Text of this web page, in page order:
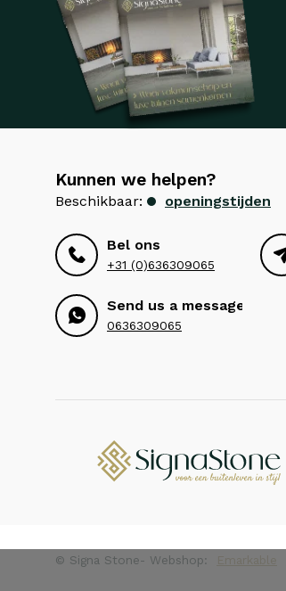
Kunnen we helpen?
Beschikbaar: openingstijden
Bel ons
+31 (0)636309065
Send us a message
0636309065
© Signa Stone- Webshop: